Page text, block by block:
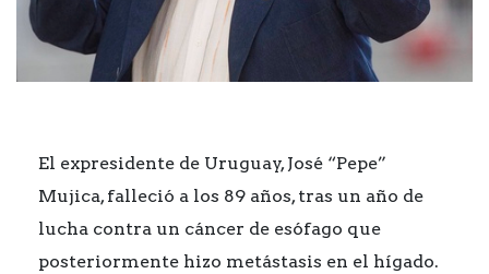
El expresidente de Uruguay, José “Pepe”
Mujica, falleció a los 89 años, tras un año de
lucha contra un cáncer de esófago que
posteriormente hizo metástasis en el hígado.